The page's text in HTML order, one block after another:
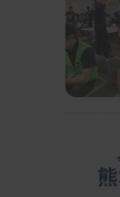
ら対
導入
ば11